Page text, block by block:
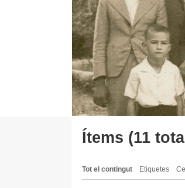
Ítems (11
Tot el contingut Etiquetes